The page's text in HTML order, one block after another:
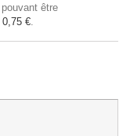
pouvant être
0,75 €.